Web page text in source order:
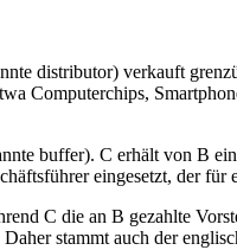
distributor) verkauft
Computerchips,
buffer). C erhält von B
eingesetzt, der
C die an B gezahlte
stammt auch der